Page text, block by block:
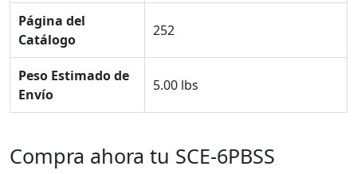
Página del
Catálogo
252
Peso Estimado de
Envío
5.00 lbs
Compra ahora tu SCE-6PBSS